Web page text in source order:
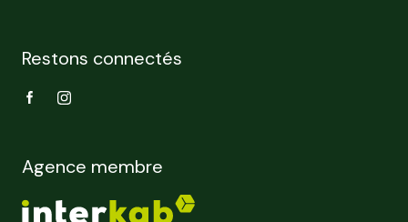
Restons connectés
Agence membre